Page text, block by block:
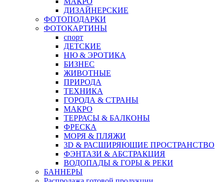
ДИЗАЙНЕРСКИЕ
ФОТОПОДАРКИ
ФОТОКАРТИНЫ
спорт
ДЕТСКИЕ
НЮ & ЭРОТИКА
БИЗНЕС
ЖИВОТНЫЕ
ПРИРОДА
ТЕХНИКА
ГОРОДА & СТРАНЫ
МАКРО
ТЕРРАСЫ & БАЛКОНЫ
ФРЕСКА
МОРЯ & ПЛЯЖИ
3D & РАСШИРЯЮЩИЕ ПРОСТРАНСТВО
ФЭНТАЗИ & АБСТРАКЦИЯ
ВОДОПАДЫ & ГОРЫ & РЕКИ
БАННЕРЫ